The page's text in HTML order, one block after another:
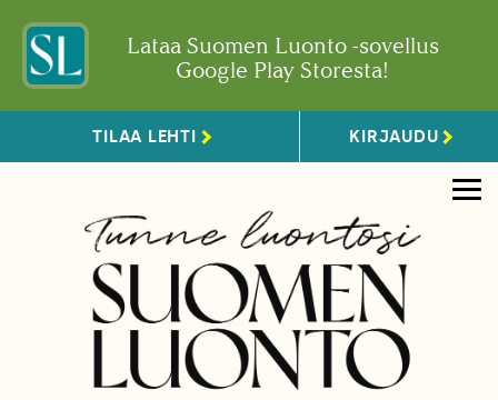
Lataa Suomen Luonto -sovellus
Google Play Storesta!
TILAA LEHTI KIRJAUDU